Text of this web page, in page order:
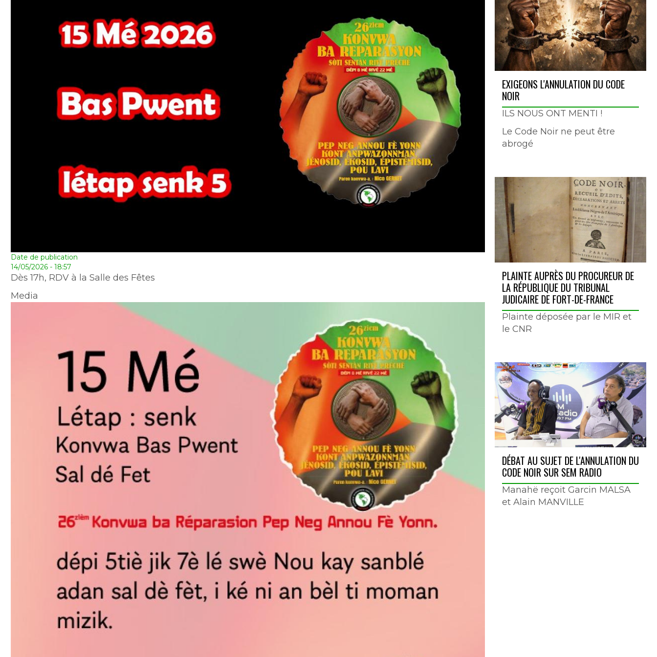
Date de publication
14/05/2026 - 18:57
Dès 17h, RDV à la Salle des Fêtes
Media
EXIGEONS L'ANNULATION DU CODE
NOIR
ILS NOUS ONT MENTI !
Le Code Noir ne peut être
abrogé
PLAINTE AUPRÈS DU PROCUREUR DE
LA RÉPUBLIQUE DU TRIBUNAL
JUDICAIRE DE FORT-DE-FRANCE
Plainte déposée par le MIR et
le CNR
DÉBAT AU SUJET DE L'ANNULATION DU
CODE NOIR SUR SEM RADIO
Manahë reçoit Garcin MALSA
et Alain MANVILLE